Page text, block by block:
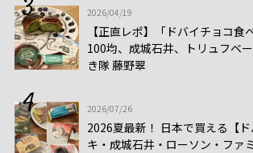
2026/04/19
【正直レポ】「ドバイチョコ食
100均、成城石井、トリュフベ
き隊 藤野翠
2026/07/26
2026夏最新！ 日本で買える【
キ・成城石井・ローソン・ファ